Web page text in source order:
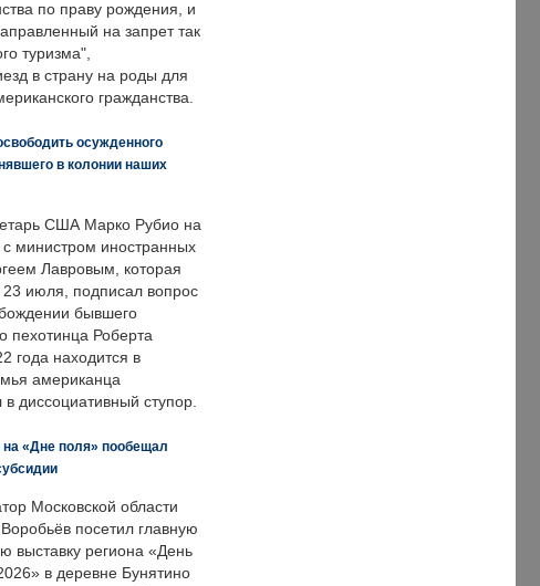
по праву рождения, и
на запрет так
туризма",
в страну на роды для
гражданства.
осужденного
в колонии наших
США Марко Рубио на
с министром иностранных
Лавровым, которая
июля, подписал вопрос
бывшего
пехотинца Роберта
года находится в
американца
в диссоциативный ступор.
«Дне поля» пообещал
Московской области
посетил главную
выставку региона «День
в деревне Бунятино